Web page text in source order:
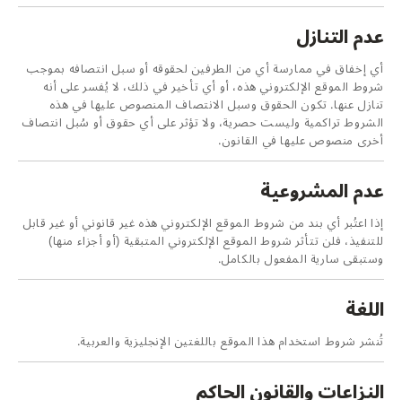
عدم التنازل
أي إخفاق في ممارسة أي من الطرفين لحقوقه أو سبل انتصافه بموجب
شروط الموقع الإلكتروني هذه، أو أي تأخير في ذلك، لا يُفسر على أنه
تنازل عنها. تكون الحقوق وسبل الانتصاف المنصوص عليها في هذه
الشروط تراكمية وليست حصرية، ولا تؤثر على أي حقوق أو سُبل انتصاف
أخرى منصوص عليها في القانون.
عدم المشروعية
إذا اعتُبر أي بند من شروط الموقع الإلكتروني هذه غير قانوني أو غير قابل
للتنفيذ، فلن تتأثر شروط الموقع الإلكتروني المتبقية (أو أجزاء منها)
وستبقى سارية المفعول بالكامل.
اللغة
تُنشر شروط استخدام هذا الموقع باللغتين الإنجليزية والعربية.